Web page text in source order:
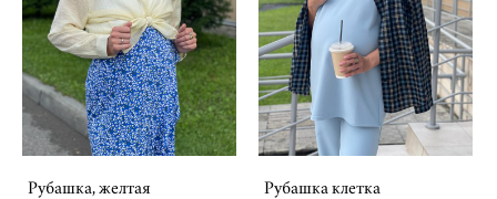
Рубашка, желтая Рубашка клетка